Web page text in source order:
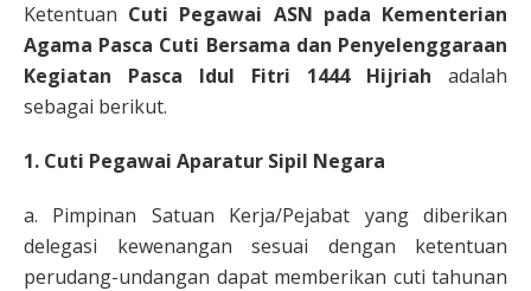
Ketentuan Cuti Pegawai ASN pada Kementerian
Agama Pasca Cuti Bersama dan Penyelenggaraan
Kegiatan Pasca Idul Fitri 1444 Hijriah adalah
sebagai berikut.
1. Cuti Pegawai Aparatur Sipil Negara
a. Pimpinan Satuan Kerja/Pejabat yang diberikan
delegasi kewenangan sesuai dengan ketentuan
perudang-undangan dapat memberikan cuti tahunan